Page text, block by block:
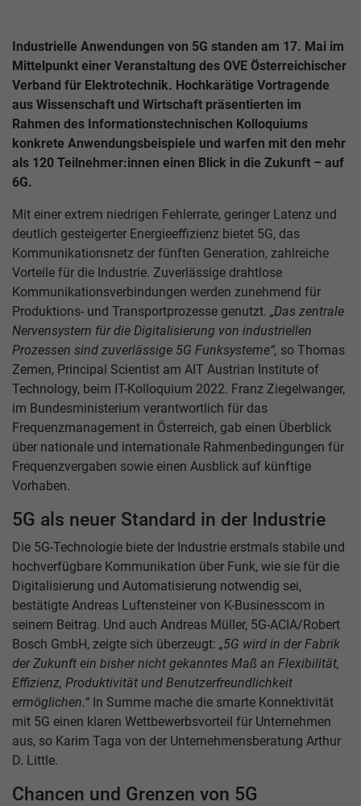
Industrielle Anwendungen von 5G standen am 17. Mai im
Mittelpunkt einer Veranstaltung des OVE Österreichischer
Verband für Elektrotechnik. Hochkarätige Vortragende
aus Wissenschaft und Wirtschaft präsentierten im
Rahmen des Informationstechnischen Kolloquiums
konkrete Anwendungsbeispiele und warfen mit den mehr
als 120 Teilnehmer:innen einen Blick in die Zukunft – auf
6G.
Mit einer extrem niedrigen Fehlerrate, geringer Latenz und
deutlich gesteigerter Energieeffizienz bietet 5G, das
Kommunikationsnetz der fünften Generation, zahlreiche
Vorteile für die Industrie. Zuverlässige drahtlose
Kommunikationsverbindungen werden zunehmend für
Produktions- und Transportprozesse genutzt. „Das zentrale
Nervensystem für die Digitalisierung von industriellen
Prozessen sind zuverlässige 5G Funksysteme“, so Thomas
Zemen, Principal Scientist am AIT Austrian Institute of
Technology, beim IT-Kolloquium 2022. Franz Ziegelwanger,
im Bundesministerium verantwortlich für das
Frequenzmanagement in Österreich, gab einen Überblick
über nationale und internationale Rahmenbedingungen für
Frequenzvergaben sowie einen Ausblick auf künftige
Vorhaben.
5G als neuer Standard in der Industrie
Die 5G-Technologie biete der Industrie erstmals stabile und
hochverfügbare Kommunikation über Funk, wie sie für die
Digitalisierung und Automatisierung notwendig sei,
bestätigte Andreas Luftensteiner von K-Businesscom in
seinem Beitrag. Und auch Andreas Müller, 5G-ACIA/Robert
Bosch GmbH, zeigte sich überzeugt: „5G wird in der Fabrik
der Zukunft ein bisher nicht gekanntes Maß an Flexibilität,
Effizienz, Produktivität und Benutzerfreundlichkeit
ermöglichen.“ In Summe mache die smarte Konnektivität
mit 5G einen klaren Wettbewerbsvorteil für Unternehmen
aus, so Karim Taga von der Unternehmensberatung Arthur
D. Little.
Chancen und Grenzen von 5G